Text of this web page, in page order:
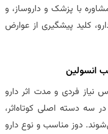
با پزشک و داروساز، و
کلید پیشگیری از عوارض
انسولین
نیاز فردی و مدت اثر دارو
سه دسته اصلی کوتاه‌اثر،
دوز مناسب و نوع دارو